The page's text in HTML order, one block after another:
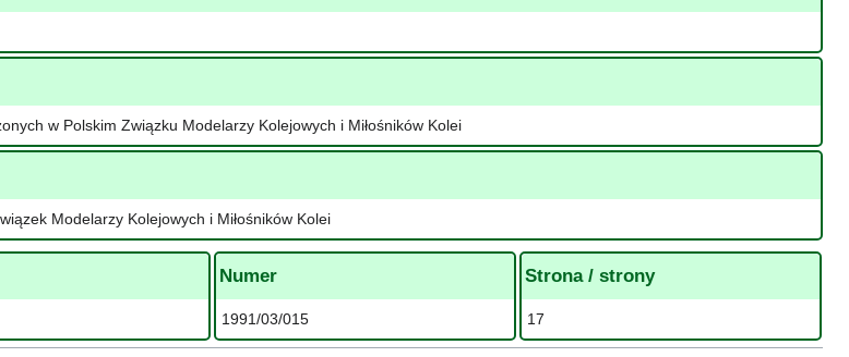
w Polskim Związku Modelarzy Kolejowych i Miłośników Kolei
Modelarzy Kolejowych i Miłośników Kolei
Numer
1991/03/015
Strona / strony
17